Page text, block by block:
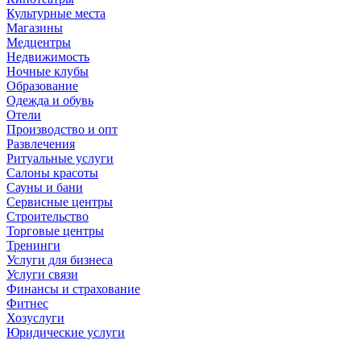
Культурные места
Магазины
Медцентры
Недвижимость
Ночные клубы
Образование
Одежда и обувь
Отели
Производство и опт
Развлечения
Ритуальные услуги
Салоны красоты
Сауны и бани
Сервисные центры
Строительство
Торговые центры
Тренинги
Услуги для бизнеса
Услуги связи
Финансы и страхование
Фитнес
Хозуслуги
Юридические услуги